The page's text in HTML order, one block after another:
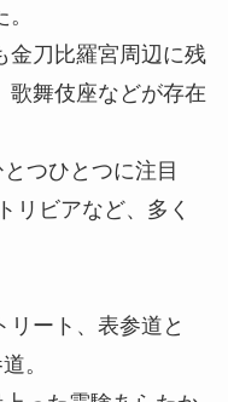
金刀比羅宮周辺に残
歌舞伎座などが存在
つひとつに注目
リビアなど、多く
リート、表参道と
。